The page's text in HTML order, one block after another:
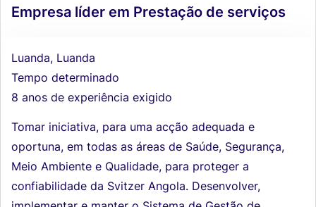
Empresa líder em Prestação de serviços
Luanda, Luanda
Tempo determinado
8 anos de experiência exigido
Tomar iniciativa, para uma acção adequada e
oportuna, em todas as áreas de Saúde, Segurança,
Meio Ambiente e Qualidade, para proteger a
confiabilidade da Svitzer Angola. Desenvolver,